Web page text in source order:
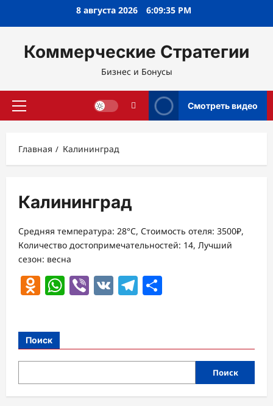
8 августа 2026 6:09:36 PM
Коммерческие Стратегии
Бизнес и Бонусы
Основное
Смотреть видео
Главная Калининград
Калининград
Средняя температура: 28°C, Стоимость отеля: 3500₽,
Количество достопримечательностей: 14, Лучший
сезон: весна
Odnoklassniki
WhatsApp
Viber
VK Telegram
Поиск
Поиск